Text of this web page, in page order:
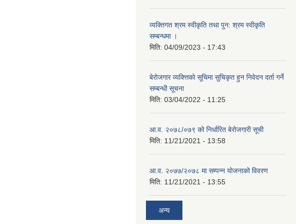
व्यक्तिगत श्रम स्वीकृति तथा पुन: श्रम स्वीकृति
सम्बन्धमा ।
मिति: 04/09/2023 - 17:43
बेरोजगार व्यक्त्तिको सूचिमा सुचिकृत हुन निवेदन दर्ता गर्ने
सम्बन्धी सूचना
मिति: 03/04/2022 - 11:25
आ.व. २०७८/०७९ को निर्धारित बेरोजगारी सूची
मिति: 11/21/2021 - 13:58
आ.व. २०७७/२०७८ मा सम्पन्न योजनाको विवरण
मिति: 11/21/2021 - 13:55
अन्य